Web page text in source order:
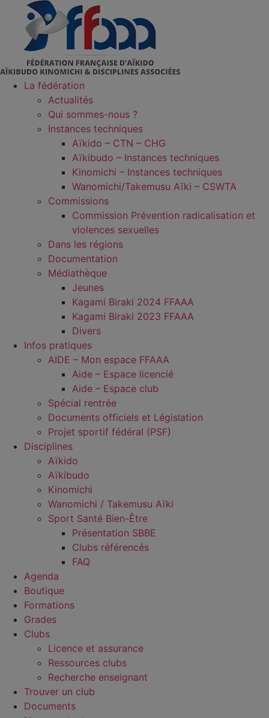
contenu
La fédération
Actualités
Qui sommes-nous ?
Instances techniques
Aïkido – CTN – CHG
Aïkibudo – Instances techniques
Kinomichi – Instances techniques
Wanomichi/Takemusu Aïki – CSWTA
Commissions
Commission Prévention radicalisation et
violences sexuelles
Dans les régions
Documentation
Médiathèque
Jeunes
Kagami Biraki 2024 FFAAA
Kagami Biraki 2023 FFAAA
Divers
Infos pratiques
AIDE – Mon espace FFAAA
Aide – Espace licencié
Aide – Espace club
Spécial rentrée
Documents officiels et Législation
Projet sportif fédéral (PSF)
Disciplines
Aïkido
Aïkibudo
Kinomichi
Wanomichi / Takemusu Aïki
Sport Santé Bien-Être
Présentation SBBE
Clubs référencés
FAQ
Agenda
Boutique
Formations
Grades
Clubs
Licence et assurance
Ressources clubs
Recherche enseignant
Trouver un club
Documents